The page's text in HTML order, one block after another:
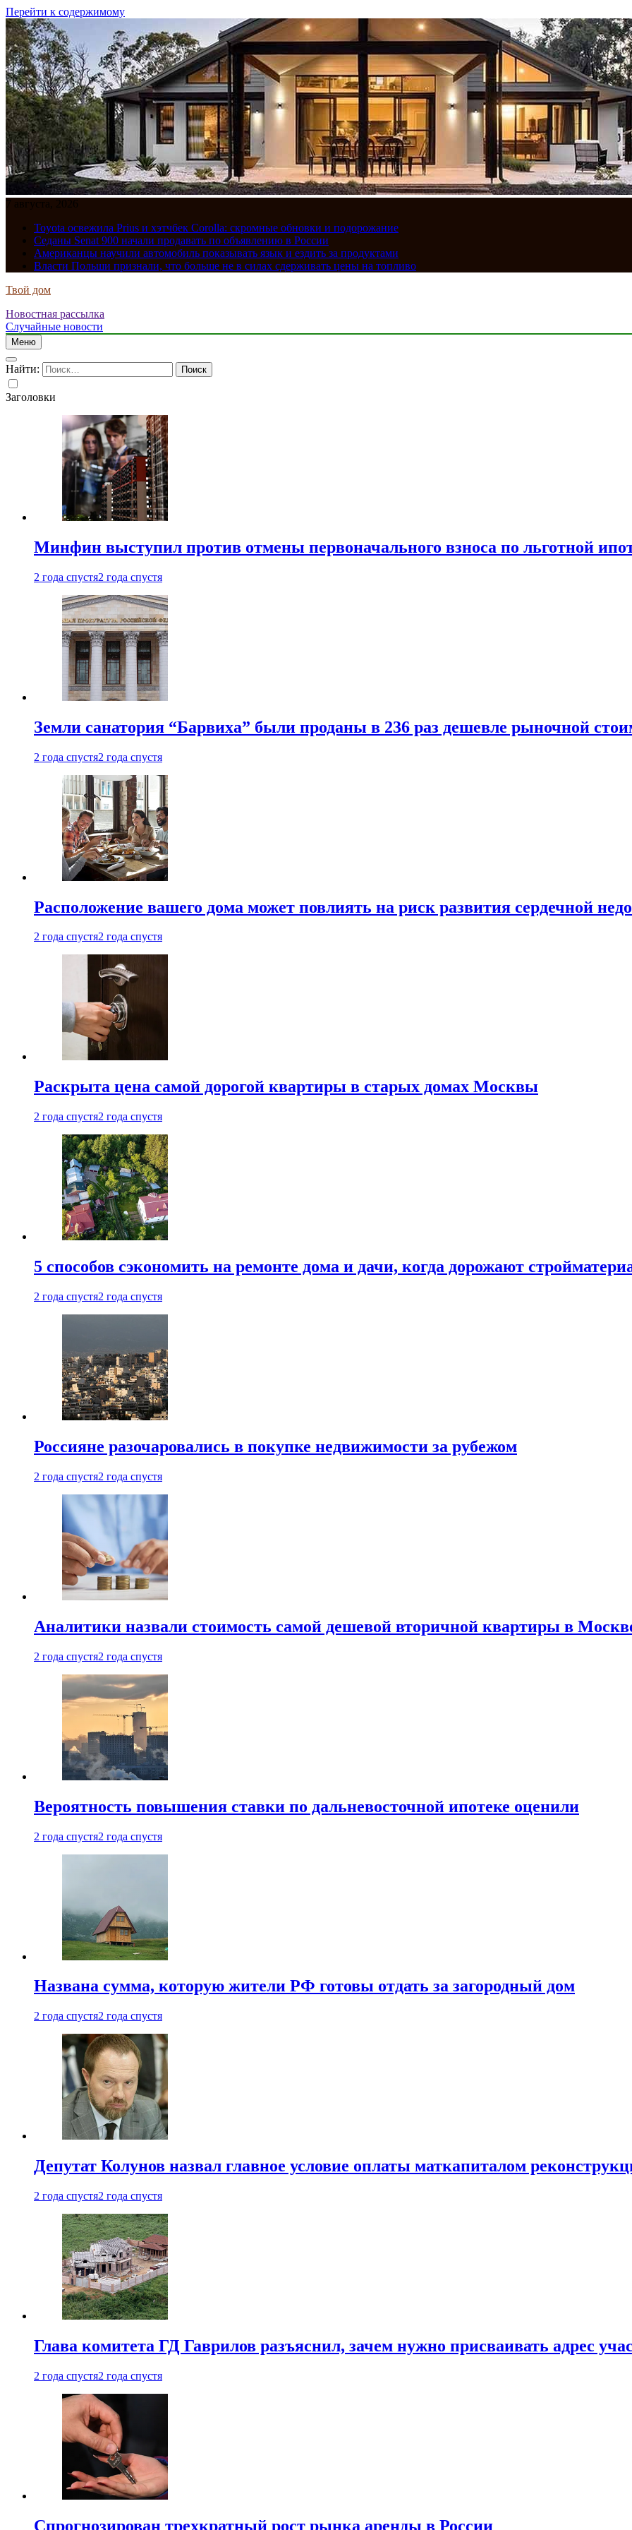
Перейти к содержимому
7 августа, 2026
Toyota освежила Prius и хэтчбек Corolla: скромные обновки и подорожание
Седаны Senat 900 начали продавать по объявлению в России
Американцы научили автомобиль показывать язык и ездить за продуктами
Власти Польши признали, что больше не в силах сдерживать цены на топливо
Твой дом
Новостная рассылка
Случайные новости
Меню
Найти:
Заголовки
Минфин выступил против отмены первоначального взноса по льготной
2 года спустя2 года спустя
Земли санатория “Барвиха” были проданы в 236 раз дешевле рыночной
2 года спустя2 года спустя
Расположение вашего дома может повлиять на риск развития сердечной
2 года спустя2 года спустя
Раскрыта цена самой дорогой квартиры в старых домах Москвы
2 года спустя2 года спустя
5 способов сэкономить на ремонте дома и дачи, когда дорожают
2 года спустя2 года спустя
Россияне разочаровались в покупке недвижимости за рубежом
2 года спустя2 года спустя
Аналитики назвали стоимость самой дешевой вторичной квартиры в
2 года спустя2 года спустя
Вероятность повышения ставки по дальневосточной ипотеке оценили
2 года спустя2 года спустя
Названа сумма, которую жители РФ готовы отдать за загородный дом
2 года спустя2 года спустя
Депутат Колунов назвал главное условие оплаты маткапиталом
2 года спустя2 года спустя
Глава комитета ГД Гаврилов разъяснил, зачем нужно присваивать адрес
2 года спустя2 года спустя
Спрогнозирован трехкратный рост рынка аренды в России